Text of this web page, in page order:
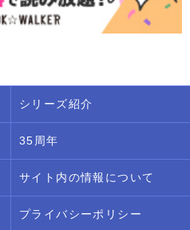
シリーズ紹介
35周年
サイト内の情報について
プライバシーポリシー